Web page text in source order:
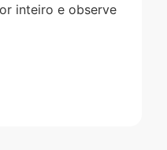
inteiro e observe